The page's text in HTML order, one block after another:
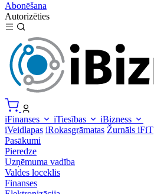
Abonēšana
Autorizēties
iFinanses iTiesības
iBizness
iVeidlapas iRokasgrāmatas Žurnāls iFiT
Pasākumi
Pieredze
Uzņēmuma vadība
Valdes loceklis
Finanses